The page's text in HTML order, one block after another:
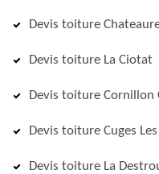
Devis toiture
Devis toiture La Ciotat
Devis toiture Cornillon
Devis toiture Cuges
Devis toiture La